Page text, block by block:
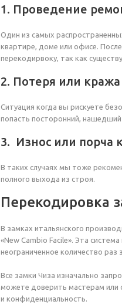
1. Проведение
Один из самых
квартире, доме или офисе.
перекодирвоку, так как
2. Потеря или
Ситуация когда вы рискуете
попасть посторонний,
3. Износ или порча
В таких случаях мы тоже
полного выхода из строя.
Перекодировка
В замках итальянского
«New Cambio Facile». Эта
неограниченное количество раз
Все замки Чиза изначально
можете доверить мастерам или
и конфиденциальность.